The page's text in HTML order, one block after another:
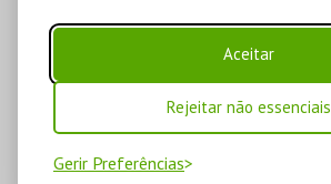
Aceitar
Rejeitar não essenciais
Gerir Preferências